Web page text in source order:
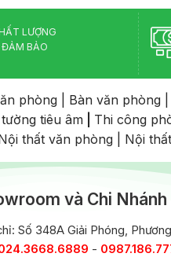
LƯỢNG
ĐẢM BẢO
phòng Bàn văn phòng
tiêu âm Thi công
thất văn phòng Nội
và Chi Nhánh
Số 348A Giải Phóng,
-